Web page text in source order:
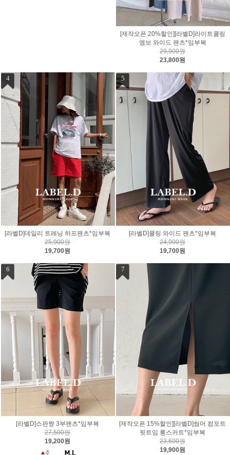
[제작오픈 20%할인][라벨D]라이트쿨링
엠보 와이드 팬츠*임부복
29,900원
23,800원
4
[라벨D]데일리 트레닝 하프팬츠*임부복
25,900원
19,700원
5
[라벨D]쿨링 와이드 팬츠*임부복
24,900원
19,700원
6
[라벨D]스판짱 3부팬츠*임부복
27,500원
19,200원
7
[제작오픈 15%할인][라벨D]썸머 컴포트
뒷트임 롱스커트*임부복
23,600원
19,900원